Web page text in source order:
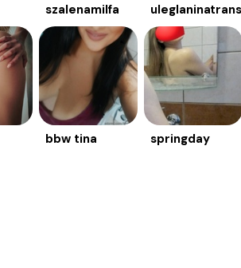
szalenamilfa uleglaninatrans
bbw tina springday